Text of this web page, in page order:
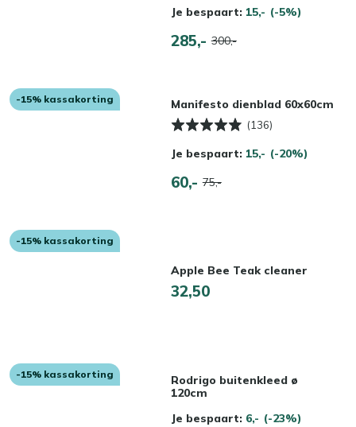
Je bespaart: 15,- (-5%)
285,- 300,-
-15% kassakorting Manifesto dienblad 60x60cm
(136)
Je bespaart: 15,- (-20%)
60,- 75,-
-15% kassakorting
Apple Bee Teak cleaner
32,50
-15% kassakorting
Rodrigo buitenkleed ø
120cm
Je bespaart: 6,- (-23%)